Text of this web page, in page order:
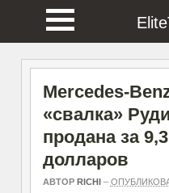
Mercedes-
«свалка»
продана за
долларов
АВТОР RICHI–